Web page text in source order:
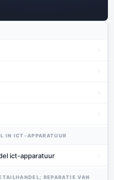
›
›
›
›
IN ICT-APPARATUUR
ict-apparatuur ›
REPARATIE VAN